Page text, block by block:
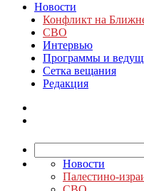
Новости
Конфликт на
СВО
Интервью
Программы и
Сетка вещания
Редакция
Новости
Палестино-